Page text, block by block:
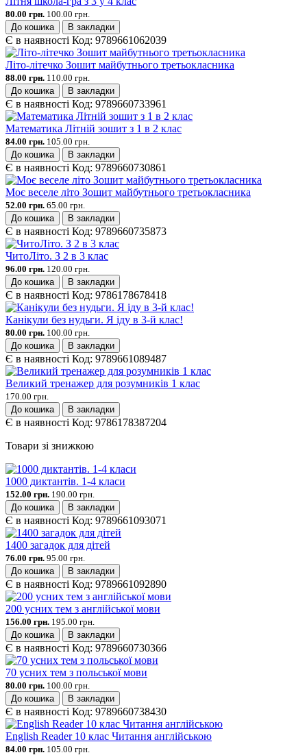
80.00 грн. 100.00 грн.
До кошика
В закладки
Є в наявності Код: 9789661062039
Літо-літечко Зошит майбутнього третьокласника
88.00 грн. 110.00 грн.
До кошика
В закладки
Є в наявності Код: 9789660733961
Математика Літній зошит з 1 в 2 клас
84.00 грн. 105.00 грн.
До кошика
В закладки
Є в наявності Код: 9789660730861
Моє веселе літо Зошит майбутнього третьокласника
52.00 грн. 65.00 грн.
До кошика
В закладки
Є в наявності Код: 9789660735873
ЧитоЛіто. З 2 в 3 клас
96.00 грн. 120.00 грн.
До кошика
В закладки
Є в наявності Код: 9786178678418
Канікули без нудьги. Я іду в 3-й клас!
80.00 грн. 100.00 грн.
До кошика
В закладки
Є в наявності Код: 9789661089487
Великий тренажер для розумників 1 клас
170.00 грн.
До кошика
В закладки
Є в наявності Код: 9786178387204
Товари зі знижкою
1000 диктантів. 1-4 класи
152.00 грн. 190.00 грн.
До кошика
В закладки
Є в наявності Код: 9789661093071
1400 загадок для дітей
76.00 грн. 95.00 грн.
До кошика
В закладки
Є в наявності Код: 9789661092890
200 усних тем з англійської мови
156.00 грн. 195.00 грн.
До кошика
В закладки
Є в наявності Код: 9789660730366
70 усних тем з польської мови
80.00 грн. 100.00 грн.
До кошика
В закладки
Є в наявності Код: 9789660738430
English Reader 10 клас Читання англійською
84.00 грн. 105.00 грн.